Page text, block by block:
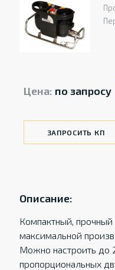
Цена: по запросу
ЗАПРОСИТЬ КП
Описание:
Компактный,
максимальной
Можно настроить до
пропорциональных